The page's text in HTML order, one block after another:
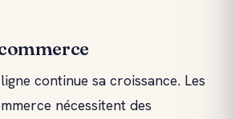
continue sa croissance. Les
nécessitent des